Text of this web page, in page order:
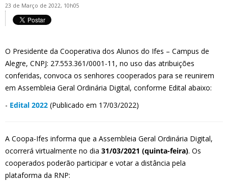
23 de Março de 2022, 10h05
O Presidente da Cooperativa dos Alunos do Ifes – Campus de
Alegre, CNPJ: 27.553.361/0001-11, no uso das atribuições
conferidas, convoca os senhores cooperados para se reunirem
em Assembleia Geral Ordinária Digital, conforme Edital abaixo:
- Edital 2022 (Publicado em 17/03/2022)
A Coopa-Ifes informa que a Assembleia Geral Ordinária Digital,
ocorrerá virtualmente no dia 31/03/2021 (quinta-feira). Os
cooperados poderão participar e votar a distância pela
plataforma da RNP: